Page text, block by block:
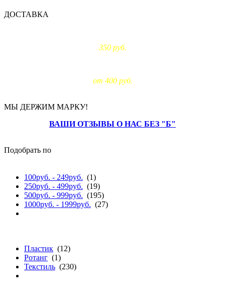
ДОСТАВКА
350 руб.
от 400 руб.
МЫ ДЕРЖИМ МАРКУ!
ВАШИ ОТЗЫВЫ О НАС БЕЗ "Б"
Подобрать по
100руб. - 249руб. (1)
250руб. - 499руб. (19)
500руб. - 999руб. (195)
1000руб. - 1999руб. (27)
Пластик (12)
Ротанг (1)
Текстиль (230)